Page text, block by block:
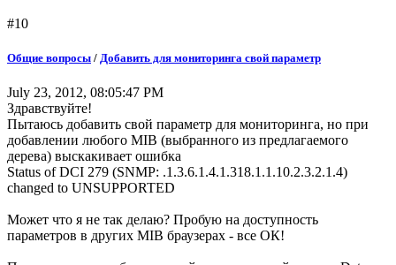
#10
Общие вопросы / Добавить для мониторинга свой параметр
July 23, 2012, 08:05:47 PM
Здравствуйте!
Пытаюсь добавить свой параметр для мониторинга, но при
добавлении любого MIB (выбранного из предлагаемого
дерева) выскакивает ошибка
Status of DCI 279 (SNMP: .1.3.6.1.4.1.318.1.1.10.2.3.2.1.4)
changed to UNSUPPORTED
Может что я не так делаю? Пробую на доступность
параметров в других MIB браузерах - все ОК!